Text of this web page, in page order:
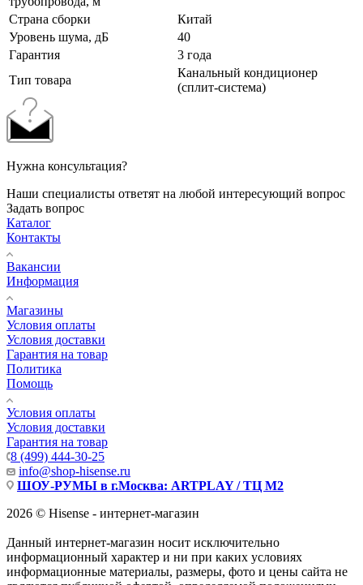
Страна сборки
Китай
Уровень шума, дБ
40
Гарантия
3 года
Тип товара
Канальный кондиционер
(сплит-система)
Нужна консультация?
Наши специалисты ответят на любой интересующий вопрос
Задать вопрос
Каталог
Контакты
Вакансии
Информация
Магазины
Условия оплаты
Условия доставки
Гарантия на товар
Политика
Помощь
Условия оплаты
Условия доставки
Гарантия на товар
8 (499) 444-30-25
info@shop-hisense.ru
ШОУ-РУМЫ в г.Москва: ARTPLAY / ТЦ М2
2026 © Hisense - интернет-магазин
Данный интернет-магазин носит исключительно
информационный характер и ни при каких условиях
информационные материалы, размеры, фото и цены сайта не